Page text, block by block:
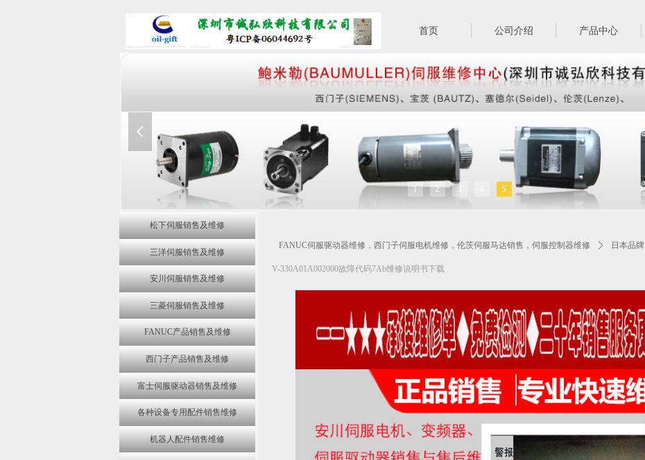
首页 公司介绍 产品中心
1 2 3 5
넳
FANUC伺服驱动器维修，西门子伺服电机维修，伦茨伺服马达销售，伺服控制器维修 ꄲ 日本品牌
V-330A01A002000故障代码7Ab维修说明书下载
松下伺服销售及维修
三洋伺服销售及维修
安川伺服销售及维修
三菱伺服销售及维修
FANUC产品销售及维修
西门子产品销售及维修
富士伺服驱动器销售及维修
各种设备专用配件销售维修
机器人配件销售维修